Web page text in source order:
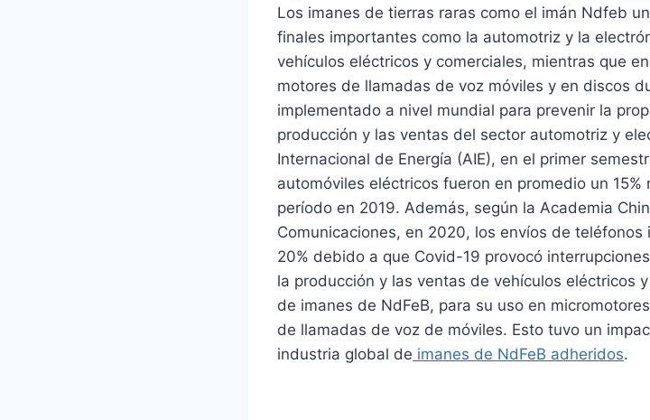
Los imanes de tierras raras como el imán Ndfeb
finales importantes como la automotriz y la
vehículos eléctricos y comerciales, mientras que
motores de llamadas de voz móviles y en discos
implementado a nivel mundial para prevenir la
producción y las ventas del sector automotriz y
Internacional de Energía (AIE), en el primer
automóviles eléctricos fueron en promedio un
período en 2019. Además, según la Academia
Comunicaciones, en 2020, los envíos de
20% debido a que Covid-19 provocó
la producción y las ventas de vehículos eléctricos
de imanes de NdFeB, para su uso en
de llamadas de voz de móviles. Esto tuvo un
industria global de imanes de NdFeB adheridos.